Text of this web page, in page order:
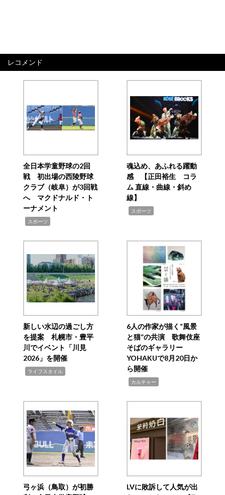
レコメンド
全日本学童野球の2回
戦 初出場の西陵野球
クラブ（岐阜）が3回戦
へ マクドナルド・ト
ーナメント
スポーツ
魂込め、あふれる躍動
感 【正田裕生 コラ
ム 直線・曲線・斜め
線】
スポーツ
新しい水辺の過ごし方
を提案 札幌市・豊平
川でイベント「川見
2026」を開催
ライフスタイル
6人の作家が描く“風景
と猫”の共演 歌舞伎座
そばのギャラリー
YOHAKUで8月20日か
ら開催
カルチャー
弓ヶ浜（鳥取）が初勝
LVに敗訴して人気が出